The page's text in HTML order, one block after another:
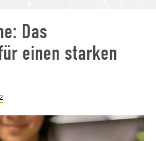
Das
einen starken